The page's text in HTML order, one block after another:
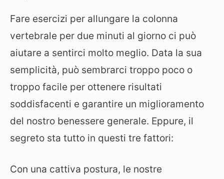
Fare esercizi per allungare la colonna
vertebrale per due minuti al giorno ci può
aiutare a sentirci molto meglio. Data la sua
semplicità, può sembrarci troppo poco o
troppo facile per ottenere risultati
soddisfacenti e garantire un miglioramento
del nostro benessere generale. Eppure, il
segreto sta tutto in questi tre fattori:
Con una cattiva postura, le nostre